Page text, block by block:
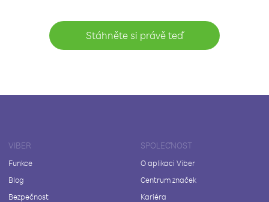
Stáhněte si právě teď
VIBER
Funkce
Blog
Bezpečnost
SPOLEČNOST
O aplikaci Viber
Centrum značek
Kariéra